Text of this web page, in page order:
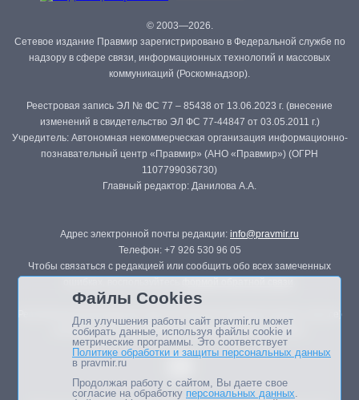
© 2003—2026.
Сетевое издание Правмир зарегистрировано в Федеральной службе по
надзору в сфере связи, информационных технологий и массовых
коммуникаций (Роскомнадзор).
Реестровая запись ЭЛ № ФС 77 – 85438 от 13.06.2023 г. (внесение
изменений в свидетельство ЭЛ ФС 77-44847 от 03.05.2011 г.)
Учредитель: Автономная некоммерческая организация информационно-
познавательный центр «Правмир» (АНО «Правмир») (ОГРН
1107799036730)
Главный редактор: Данилова А.А.
Адрес электронной почты редакции: info@pravmir.ru
Телефон: +7 926 530 96 05
Чтобы связаться с редакцией или сообщить обо всех замеченных
Републикация материалов сайта в печатных изданиях (книгах, прессе)
возможна только с письменного разрешения редакции.
Файлы Cookies
Для улучшения работы сайт pravmir.ru может
собирать данные, используя файлы cookie и
метрические программы. Это соответствует
Политике обработки и защиты персональных данных
в pravmir.ru
Продолжая работу с сайтом, Вы даете свое
согласие на обработку персональных данных.